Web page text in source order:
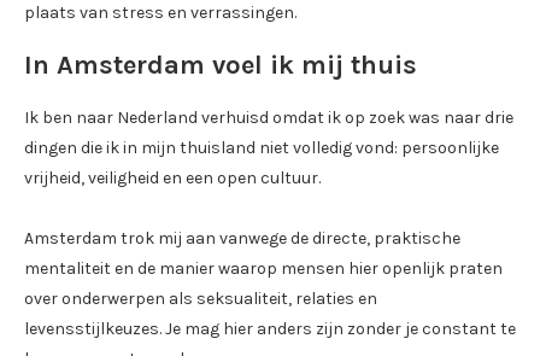
plaats van stress en verrassingen.
In Amsterdam voel ik mij thuis
Ik ben naar Nederland verhuisd omdat ik op zoek was naar drie
dingen die ik in mijn thuisland niet volledig vond: persoonlijke
vrijheid, veiligheid en een open cultuur.
Amsterdam trok mij aan vanwege de directe, praktische
mentaliteit en de manier waarop mensen hier openlijk praten
over onderwerpen als seksualiteit, relaties en
levensstijlkeuzes. Je mag hier anders zijn zonder je constant te